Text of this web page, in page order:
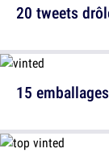
15
20 tweets